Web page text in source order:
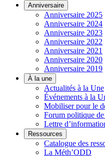
Anniversaire
Anniversaire 2025
Anniversaire 2024
Anniversaire 2023
Anniversaire 2022
Anniversaire 2021
Anniversaire 2020
Anniversaire 2019
À la une
Actualités à la Une
Événements à la
Mobiliser pour le
Forum politique
Lettre
Ressources
Catalogue des
La Méth’ODD